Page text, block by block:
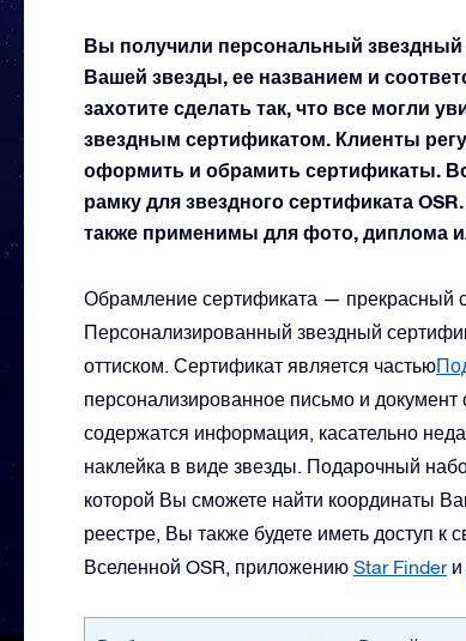
Вы получили персональный звездный
Вашей звезды, ее названием и
захотите сделать так, что все могли
звездным сертификатом. Клиенты
оформить и обрамить сертификаты.
рамку для звездного сертификата
также применимы для фото, диплома
Обрамление сертификата — прекрасный
Персонализированный звездный
оттиском. Сертификат является частью
персонализированное письмо и
содержатся информация, касательно
наклейка в виде звезды. Подарочный
которой Вы сможете найти координаты
реестре, Вы также будете иметь доступ к
Вселенной OSR, приложению Star Finderи